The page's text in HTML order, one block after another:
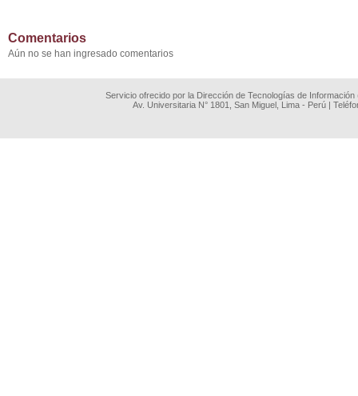
Comentarios
Aún no se han ingresado comentarios
Servicio ofrecido por la Dirección de Tecnologías de
Av. Universitaria N° 1801, San Miguel, Lima - Perú |